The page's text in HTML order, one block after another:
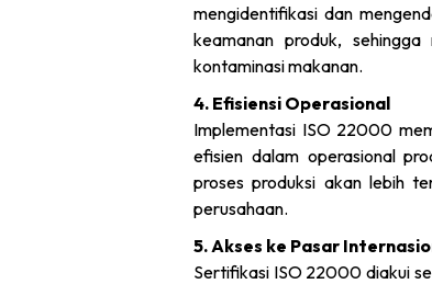
mengidentifikasi dan
keamanan produk, sehingga
kontaminasi makanan.​
4. Efisiensi Operasional
Implementasi ISO 22000
efisien dalam operasional
proses produksi akan lebih
perusahaan.​
5. Akses ke Pasar
Sertifikasi ISO 22000 diakui